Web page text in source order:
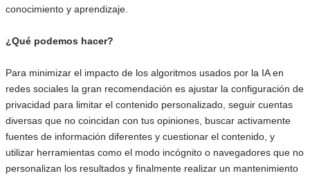
conocimiento y aprendizaje.
¿Qué podemos hacer?
Para minimizar el impacto de los algoritmos usados por la IA en
redes sociales la gran recomendación es ajustar la configuración de
privacidad para limitar el contenido personalizado, seguir cuentas
diversas que no coincidan con tus opiniones, buscar activamente
fuentes de información diferentes y cuestionar el contenido, y
utilizar herramientas como el modo incógnito o navegadores que no
personalizan los resultados y finalmente realizar un mantenimiento